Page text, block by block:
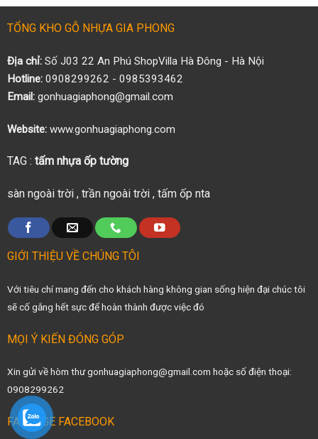
TỔNG KHO GỖ NHỰA GIA PHONG
Địa chỉ:Số J03 22 An Phú ShopVilla Hà Đông - Hà Nội
Hotline:0908299262 - 0985393462
Email:gonhuagiaphong@gmail.com
Website:www.gonhuagiaphong.com
TAG : tấm nhựa ốp tường
sàn ngoài trời, trần ngoài trời, tấm ốp nta
GIỚI THIỆU VỀ CHÚNG TÔI
Với tiêu chí mang đến cho khách hàng không gian sống hiện đại chúc tôi
sẽ cố gắng hết sực để hoàn thành được việc đó
MỌI Ý KIẾN ĐÓNG GÓP
Xin gửi về hòm thư gonhuagiaphong@gmail.com hoặc số điện thoại:
0908299262
FANPAGE FACEBOOK